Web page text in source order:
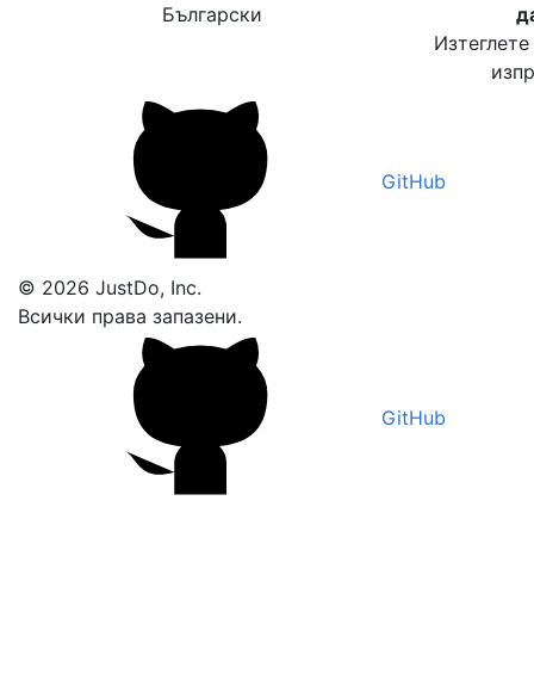
Български
GitHub
© 2026 JustDo, Inc.
Всички права запазени.
GitHub